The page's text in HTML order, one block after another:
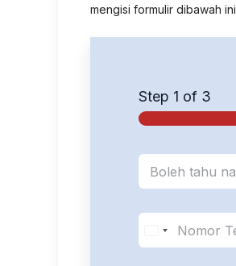
mengisi formulir dibawah ini
Step 1 of 3
N
m
*
K
n